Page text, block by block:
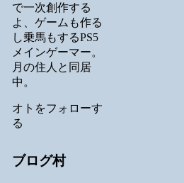
で一次創作する
よ、ゲームも作る
し乗馬もするPS5
メインゲーマー。
月の住人と同居
中。
オトをフォローす
る
ブログ村